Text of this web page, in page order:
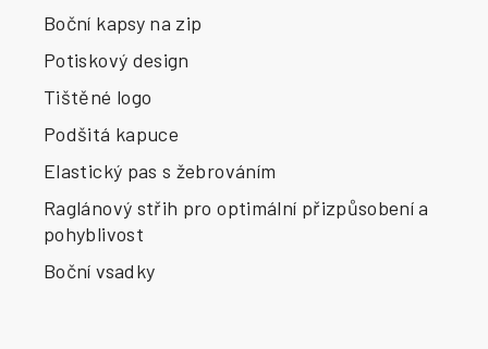
Boční kapsy na zip
Potiskový design
Tištěné logo
Podšitá kapuce
Elastický pas s žebrováním
Raglánový střih pro optimální přizpůsobení a
pohyblivost
Boční vsadky